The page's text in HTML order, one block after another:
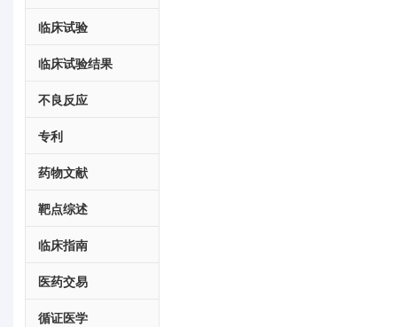
临床试验
临床试验结果
不良反应
专利
药物文献
靶点综述
临床指南
医药交易
循证医学